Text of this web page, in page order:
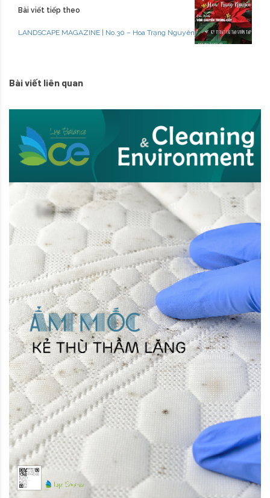
Bài viết tiếp theo
LANDSCAPE MAGAZINE | No.30 – Hoa Trạng Nguyên
Bài viết liên quan